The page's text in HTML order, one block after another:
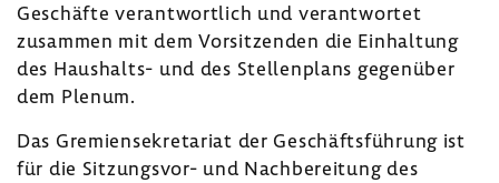
Geschäfte verantwortlich und verantwortet
zusammen mit dem Vorsitzenden die Einhaltung
des Haushalts- und des Stellenplans gegenüber
dem Plenum.
Das Gremiensekretariat der Geschäftsführung ist
für die Sitzungsvor- und Nachbereitung des